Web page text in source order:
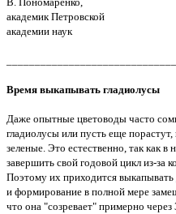
академик Петровской
академии наук
Время выкапывать гладиолусы
Даже опытные цветоводы часто
гладиолусы или пусть еще
зеленые. Это естественно, так как
завершить свой годовой цикл из-за
Поэтому их приходится выкапывать
и формирование в полной мере
что она "созревает" примерно